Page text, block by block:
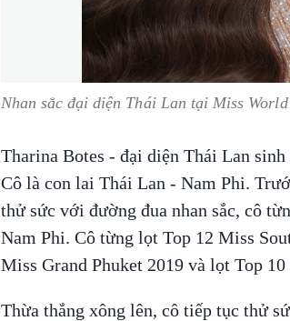
Nhan sắc đại diện Thái Lan tại Miss World
Tharina Botes - đại diện Thái Lan
Cô là con lai Thái Lan - Nam Phi.
thử sức với đường đua nhan sắc, cô
Nam Phi. Cô từng lọt Top 12 Miss
Miss Grand Phuket 2019 và lọt Top
Thừa thắng xông lên, cô tiếp tục thử